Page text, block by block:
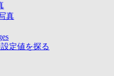
真
定値を探る